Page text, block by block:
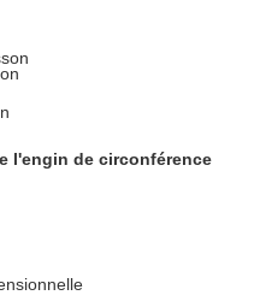
l'engin de circonférence